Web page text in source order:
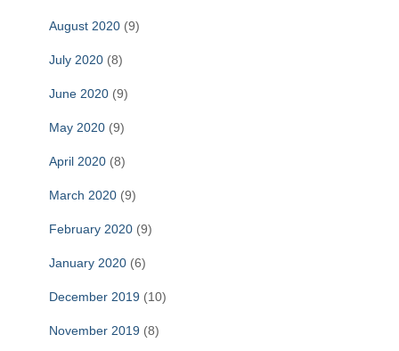
August 2020 (9)
July 2020 (8)
June 2020 (9)
May 2020 (9)
April 2020 (8)
March 2020 (9)
February 2020 (9)
January 2020 (6)
December 2019 (10)
November 2019 (8)